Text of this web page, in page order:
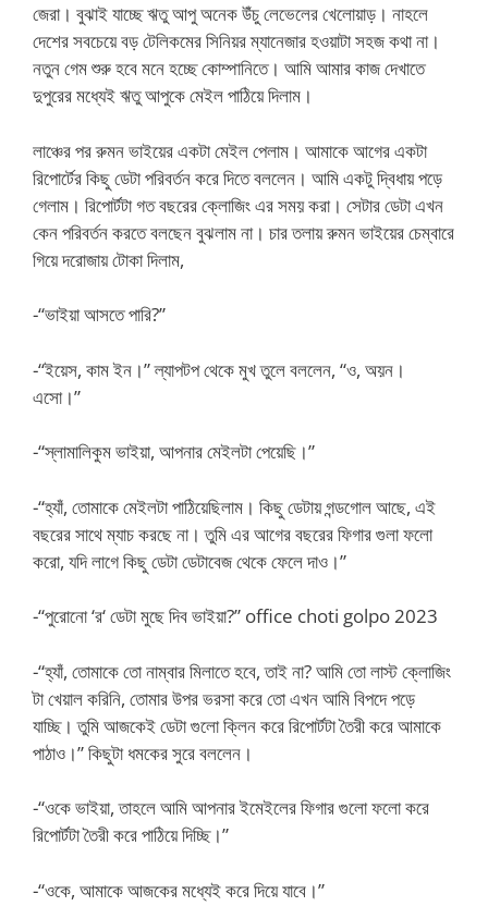
জেরা। বুঝাই যাচ্ছে ঋতু আপু অনেক উঁচু লেভেলের খেলোয়াড়। নাহলে
দেশের সবচেয়ে বড় টেলিকমের সিনিয়র ম্যানেজার হওয়াটা সহজ কথা না।
নতুন গেম শুরু হবে মনে হচ্ছে কোম্পানিতে। আমি আমার কাজ দেখাতে
দুপুরের মধ্যেই ঋতু আপুকে মেইল পাঠিয়ে দিলাম।
লাঞ্চের পর রুমন ভাইয়ের একটা মেইল পেলাম। আমাকে আগের একটা
রিপোর্টের কিছু ডেটা পরিবর্তন করে দিতে বললেন। আমি একটু দ্বিধায় পড়ে
গেলাম। রিপোর্টটা গত বছরের ক্লোজিং এর সময় করা। সেটার ডেটা এখন
কেন পরিবর্তন করতে বলছেন বুঝলাম না। চার তলায় রুমন ভাইয়ের চেম্বারে
গিয়ে দরোজায় টোকা দিলাম,
-“ভাইয়া আসতে পারি?”
-“ইয়েস, কাম ইন।” ল্যাপটপ থেকে মুখ তুলে বললেন, “ও, অয়ন।
এসো।”
-“স্লামালিকুম ভাইয়া, আপনার মেইলটা পেয়েছি।”
-“হ্যাঁ, তোমাকে মেইলটা পাঠিয়েছিলাম। কিছু ডেটায় গন্ডগোল আছে, এই
বছরের সাথে ম্যাচ করছে না। তুমি এর আগের বছরের ফিগার গুলা ফলো
করো, যদি লাগে কিছু ডেটা ডেটাবেজ থেকে ফেলে দাও।”
-“পুরোনো ‘র‘ ডেটা মুছে দিব ভাইয়া?” office choti golpo 2023
-“হ্যাঁ, তোমাকে তো নাম্বার মিলাতে হবে, তাই না? আমি তো লাস্ট ক্লোজিং
টা খেয়াল করিনি, তোমার উপর ভরসা করে তো এখন আমি বিপদে পড়ে
যাচ্ছি। তুমি আজকেই ডেটা গুলো ক্লিন করে রিপোর্টটা তৈরী করে আমাকে
পাঠাও।” কিছুটা ধমকের সুরে বললেন।
-“ওকে ভাইয়া, তাহলে আমি আপনার ইমেইলের ফিগার গুলো ফলো করে
রিপোর্টটা তৈরী করে পাঠিয়ে দিচ্ছি।”
-“ওকে, আমাকে আজকের মধ্যেই করে দিয়ে যাবে।”